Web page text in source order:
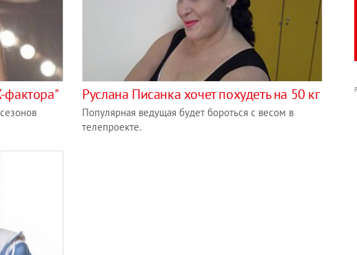
фактора" Руслана Писанка хочет похудеть на 50 кг
Популярная ведущая будет бороться с весом в
телепроекте.